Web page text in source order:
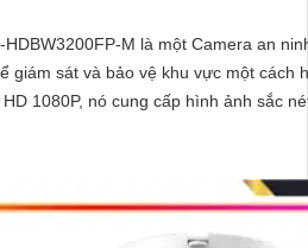
M là một Camera an
giám sát và bảo vệ khu vực một cách